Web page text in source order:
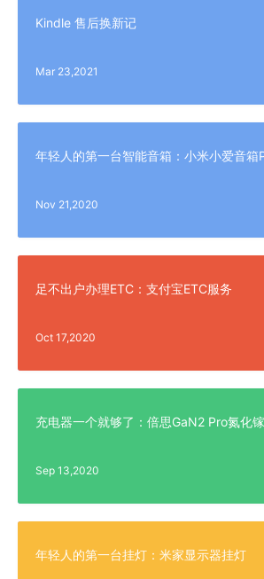
Kindle 售后换新记
Mar 23,2021
年轻人的第一台智能音箱：小米小爱音箱
Nov 21,2020
足不出户办理ETC：支付宝ETC服务
Oct 17,2020
充电器一个就够了：倍思GaN2 Pro氮化
Sep 13,2020
年轻人的第一台挂灯：米家显示器挂灯